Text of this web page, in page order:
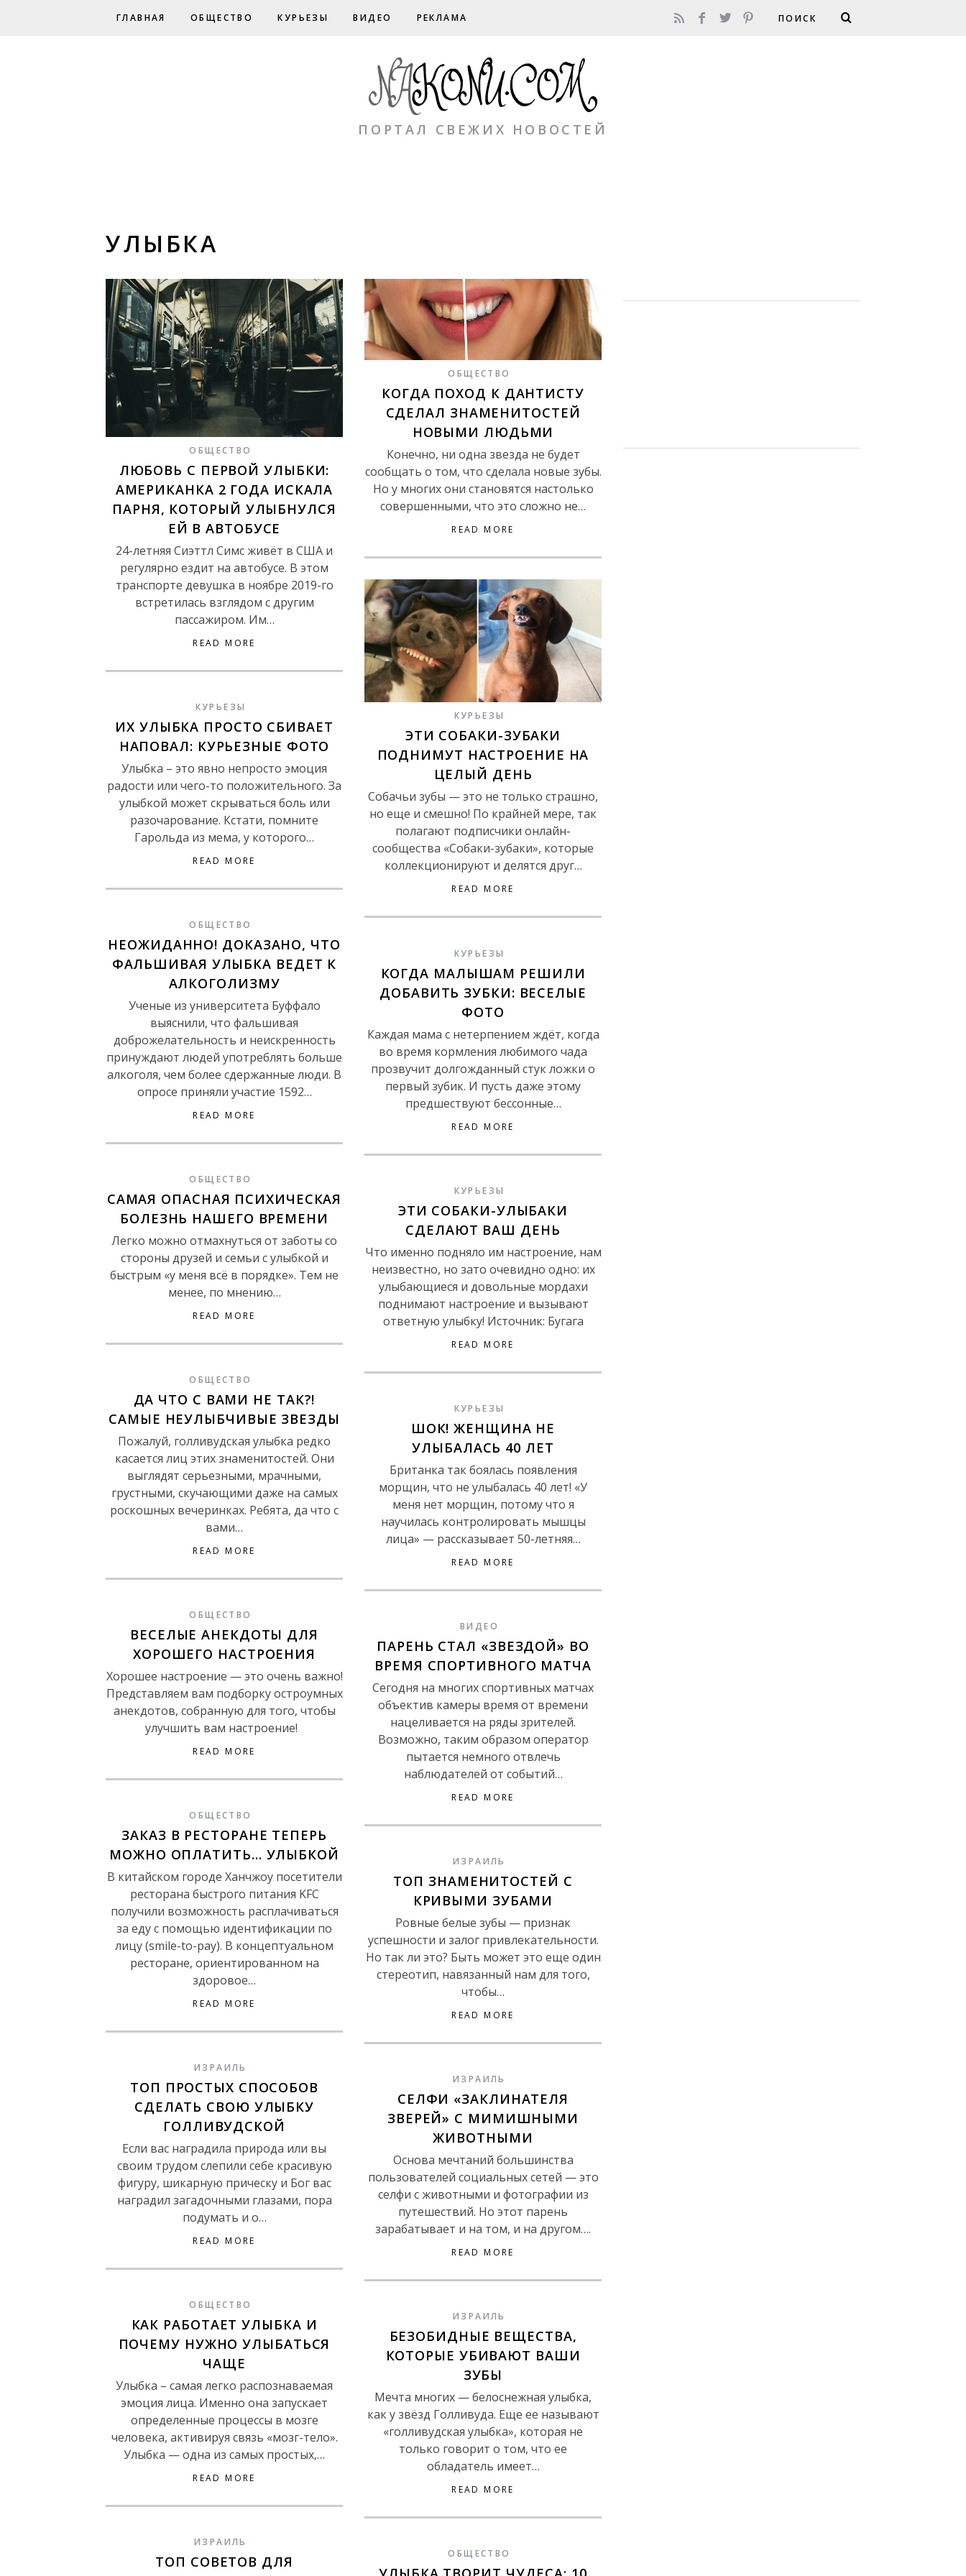
ГЛАВНАЯ ОБЩЕСТВО КУРЬЕЗЫ ВИДЕО РЕКЛАМА
ПОРТАЛ СВЕЖИХ НОВОСТЕЙ
УЛЫБКА
ОБЩЕСТВО
ЛЮБОВЬ С ПЕРВОЙ УЛЫБКИ:
АМЕРИКАНКА 2 ГОДА ИСКАЛА
ПАРНЯ, КОТОРЫЙ УЛЫБНУЛСЯ
ЕЙ В АВТОБУСЕ
24-летняя Сиэттл Симс живёт в США и
регулярно ездит на автобусе. В этом
транспорте девушка в ноябре 2019-го
встретилась взглядом с другим
пассажиром. Им…
READ MORE
ОБЩЕСТВО
КОГДА ПОХОД К ДАНТИСТУ
СДЕЛАЛ ЗНАМЕНИТОСТЕЙ
НОВЫМИ ЛЮДЬМИ
Конечно, ни одна звезда не будет
сообщать о том, что сделала новые зубы.
Но у многих они становятся настолько
совершенными, что это сложно не…
READ MORE
КУРЬЕЗЫ
ЭТИ СОБАКИ-ЗУБАКИ
ПОДНИМУТ НАСТРОЕНИЕ НА
ЦЕЛЫЙ ДЕНЬ
Собачьи зубы — это не только страшно,
но еще и смешно! По крайней мере, так
полагают подписчики онлайн-
сообщества «Собаки-зубаки», которые
коллекционируют и делятся друг…
READ MORE
КУРЬЕЗЫ
ИХ УЛЫБКА ПРОСТО СБИВАЕТ
НАПОВАЛ: КУРЬЕЗНЫЕ ФОТО
Улыбка – это явно непросто эмоция
радости или чего-то положительного. За
улыбкой может скрываться боль или
разочарование. Кстати, помните
Гарольда из мема, у которого…
READ MORE
ОБЩЕСТВО
НЕОЖИДАННО! ДОКАЗАНО, ЧТО
ФАЛЬШИВАЯ УЛЫБКА ВЕДЕТ К
АЛКОГОЛИЗМУ
Ученые из университета Буффало
выяснили, что фальшивая
доброжелательность и неискренность
принуждают людей употреблять больше
алкоголя, чем более сдержанные люди. В
опросе приняли участие 1592…
READ MORE
КУРЬЕЗЫ
КОГДА МАЛЫШАМ РЕШИЛИ
ДОБАВИТЬ ЗУБКИ: ВЕСЕЛЫЕ
ФОТО
Каждая мама с нетерпением ждёт, когда
во время кормления любимого чада
прозвучит долгожданный стук ложки о
первый зубик. И пусть даже этому
предшествуют бессонные…
READ MORE
ОБЩЕСТВО
САМАЯ ОПАСНАЯ ПСИХИЧЕСКАЯ
БОЛЕЗНЬ НАШЕГО ВРЕМЕНИ
Легко можно отмахнуться от заботы со
стороны друзей и семьи с улыбкой и
быстрым «у меня всё в порядке». Тем не
менее, по мнению…
READ MORE
КУРЬЕЗЫ
ЭТИ СОБАКИ-УЛЫБАКИ
СДЕЛАЮТ ВАШ ДЕНЬ
Что именно подняло им настроение, нам
неизвестно, но зато очевидно одно: их
улыбающиеся и довольные мордахи
поднимают настроение и вызывают
ответную улыбку! Источник: Бугага
READ MORE
ОБЩЕСТВО
ДА ЧТО С ВАМИ НЕ ТАК?!
САМЫЕ НЕУЛЫБЧИВЫЕ ЗВЕЗДЫ
Пожалуй, голливудская улыбка редко
касается лиц этих знаменитостей. Они
выглядят серьезными, мрачными,
грустными, скучающими даже на самых
роскошных вечеринках. Ребята, да что с
вами…
READ MORE
КУРЬЕЗЫ
ШОК! ЖЕНЩИНА НЕ
УЛЫБАЛАСЬ 40 ЛЕТ
Британка так боялась появления
морщин, что не улыбалась 40 лет! «У
меня нет морщин, потому что я
научилась контролировать мышцы
лица» — рассказывает 50-летняя…
READ MORE
ОБЩЕСТВО
ВЕСЕЛЫЕ АНЕКДОТЫ ДЛЯ
ХОРОШЕГО НАСТРОЕНИЯ
Хорошее настроение — это очень важно!
Представляем вам подборку остроумных
анекдотов, собранную для того, чтобы
улучшить вам настроение!
READ MORE
ВИДЕО
ПАРЕНЬ СТАЛ «ЗВЕЗДОЙ» ВО
ВРЕМЯ СПОРТИВНОГО МАТЧА
Сегодня на многих спортивных матчах
объектив камеры время от времени
нацеливается на ряды зрителей.
Возможно, таким образом оператор
пытается немного отвлечь
наблюдателей от событий…
READ MORE
ОБЩЕСТВО
ЗАКАЗ В РЕСТОРАНЕ ТЕПЕРЬ
МОЖНО ОПЛАТИТЬ… УЛЫБКОЙ
В китайском городе Ханчжоу посетители
ресторана быстрого питания KFC
получили возможность расплачиваться
за еду с помощью идентификации по
лицу (smile-to-pay). В концептуальном
ресторане, ориентированном на
здоровое…
READ MORE
ИЗРАИЛЬ
ТОП ЗНАМЕНИТОСТЕЙ С
КРИВЫМИ ЗУБАМИ
Ровные белые зубы — признак
успешности и залог привлекательности.
Но так ли это? Быть может это еще один
стереотип, навязанный нам для того,
чтобы…
READ MORE
ИЗРАИЛЬ
ТОП ПРОСТЫХ СПОСОБОВ
СДЕЛАТЬ СВОЮ УЛЫБКУ
ГОЛЛИВУДСКОЙ
Если вас наградила природа или вы
своим трудом слепили себе красивую
фигуру, шикарную прическу и Бог вас
наградил загадочными глазами, пора
подумать и о…
READ MORE
ИЗРАИЛЬ
СЕЛФИ «ЗАКЛИНАТЕЛЯ
ЗВЕРЕЙ» С МИМИШНЫМИ
ЖИВОТНЫМИ
Основа мечтаний большинства
пользователей социальных сетей — это
селфи с животными и фотографии из
путешествий. Но этот парень
зарабатывает и на том, и на другом….
READ MORE
ОБЩЕСТВО
КАК РАБОТАЕТ УЛЫБКА И
ПОЧЕМУ НУЖНО УЛЫБАТЬСЯ
ЧАЩЕ
Улыбка – самая легко распознаваемая
эмоция лица. Именно она запускает
определенные процессы в мозге
человека, активируя связь «мозг-тело».
Улыбка — одна из самых простых,…
READ MORE
ИЗРАИЛЬ
БЕЗОБИДНЫЕ ВЕЩЕСТВА,
КОТОРЫЕ УБИВАЮТ ВАШИ
ЗУБЫ
Мечта многих — белоснежная улыбка,
как у звёзд Голливуда. Еще ее называют
«голливудская улыбка», которая не
только говорит о том, что ее
обладатель имеет…
READ MORE
ИЗРАИЛЬ
ТОП СОВЕТОВ ДЛЯ
ОБЩЕСТВО